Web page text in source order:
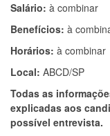
Salário: à combinar
Benefícios: à
Horários: à combinar
Local: ABCD/SP
Todas as
explicadas aos
possível entrevista.